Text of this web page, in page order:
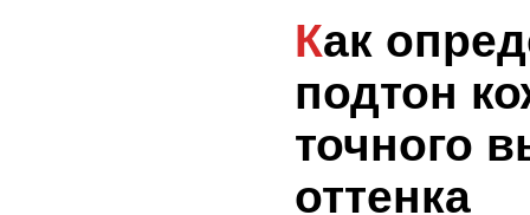
Как определить свой
подтон
точного
оттенка